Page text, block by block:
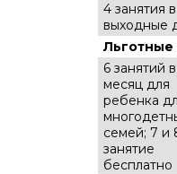
4 занятия в
выходные
Льготные
6 занятий в
месяц для
ребенка
семей; 7 и
занятие
бесплатно